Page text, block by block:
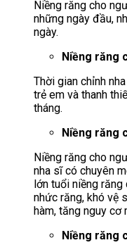
Niềng răng cho
những ngày đầu,
ngày.
Niềng răng
Thời gian chỉnh
trẻ em và thanh
tháng.
Niềng răng
Niềng răng cho
nha sĩ có chuyên
lớn tuổi niềng
nhức răng, khó vệ
hàm, tăng nguy cơ
Niềng răng